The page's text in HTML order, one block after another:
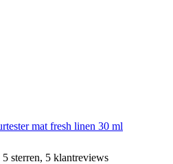
mat fresh linen 30 ml
sterren, 5 klantreviews